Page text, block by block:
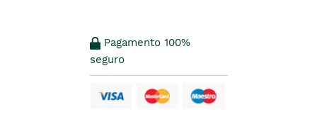
Pagamento 100%
seguro